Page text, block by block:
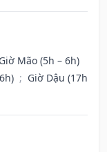
Giờ Mão (5h – 6h)
; Giờ Dậu (17h